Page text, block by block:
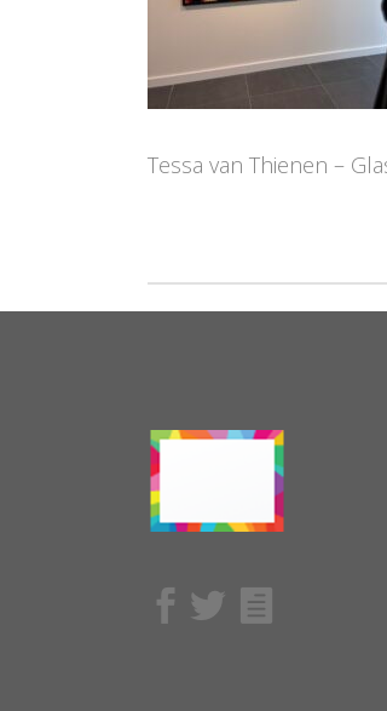
Tessa van Thienen –